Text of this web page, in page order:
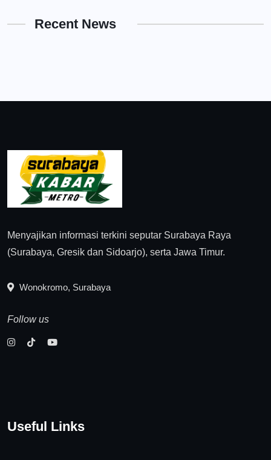
Recent News
Menyajikan informasi terkini seputar Surabaya Raya
(Surabaya, Gresik dan Sidoarjo), serta Jawa Timur.
Wonokromo, Surabaya
Follow us
Useful Links